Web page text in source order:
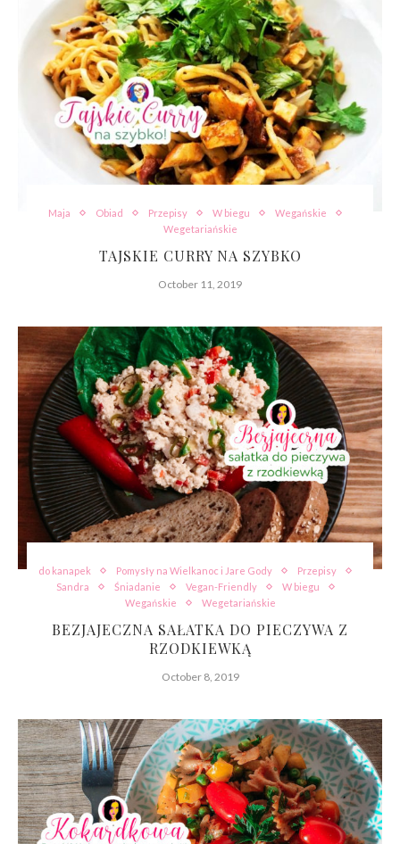
Maja Obiad Przepisy W biegu
Wegańskie
Wegetariańskie
TAJSKIE CURRY NA SZYBKO
October 11, 2019
do kanapek Pomysły na Wielkanoc i Jare Gody
Przepisy
Sandra
Śniadanie Vegan-Friendly
W biegu
Wegańskie
Wegetariańskie
BEZJAJECZNA SAŁATKA DO PIECZYWA Z
RZODKIEWKĄ
October 8, 2019